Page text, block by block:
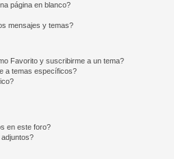
página en blanco?
mensajes y temas?
Favorito y suscribirme a un tema?
a temas específicos?
en este foro?